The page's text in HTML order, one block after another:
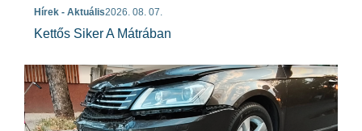
Hírek - Aktuális2026. 08. 07.
Kettős Siker A Mátrában